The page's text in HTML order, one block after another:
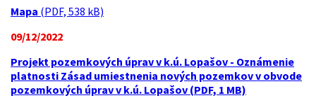
Mapa (PDF, 538 kB)
09/12/2022
Projekt pozemkových úprav v k.ú. Lopašov - Oznámenie
platnosti Zásad umiestnenia nových pozemkov v obvode
pozemkových úprav v k.ú. Lopašov (PDF, 1 MB)